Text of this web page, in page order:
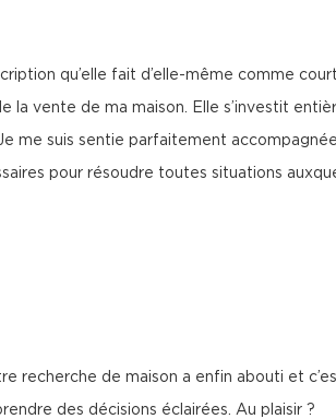
qu’elle fait d’elle-même comme
la vente de ma maison. Elle s’investit
me suis sentie parfaitement
pour résoudre toutes situations
recherche de maison a enfin abouti et
des décisions éclairées. Au plaisir ?